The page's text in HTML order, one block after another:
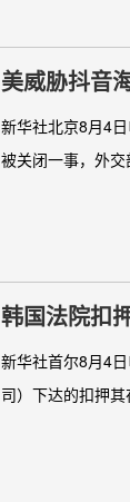
美威胁抖音
新华社北京8月4
被关闭一事，外
韩国法院扣
新华社首尔8月4
司）下达的扣押